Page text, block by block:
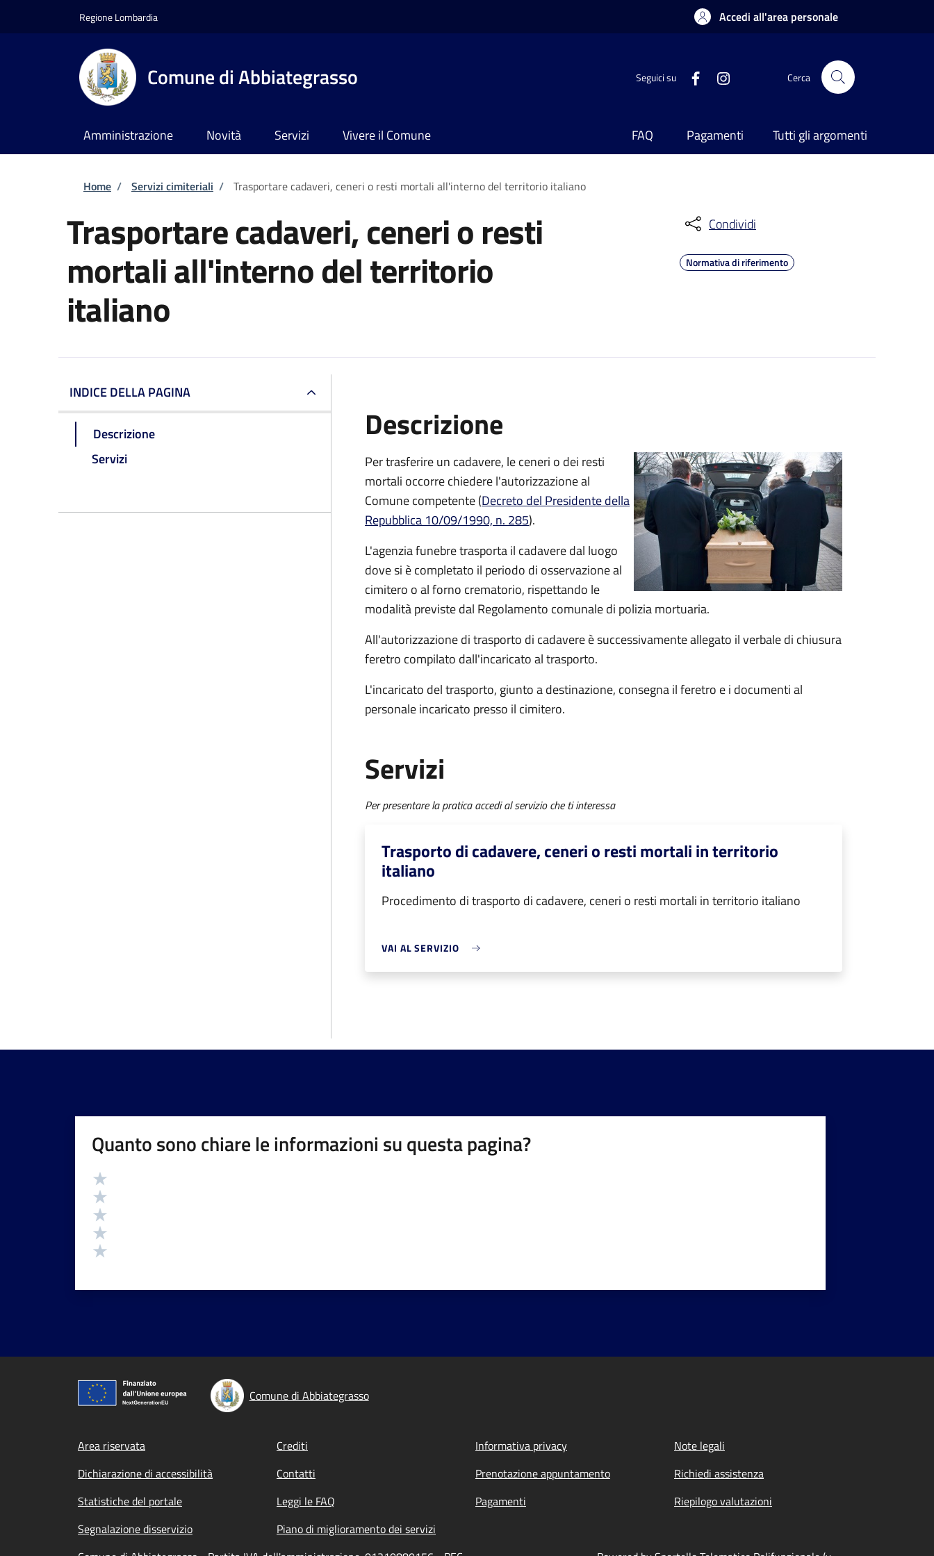
Regione Lombardia Accedi all'area personale
Comune di Abbiategrasso Seguici su Cerca
Amministrazione Novità Servizi Vivere il Comune FAQ Pagamenti Tutti gli argomenti
Briciole di pane
Home / Servizi cimiteriali / Trasportare cadaveri, ceneri o resti mortali all'interno del territorio italiano
Trasportare cadaveri, ceneri o resti
mortali all'interno del territorio
italiano
Condividi
Normativa di riferimento
INDICE DELLA PAGINA
Descrizione
Servizi
Descrizione
Per trasferire un cadavere, le ceneri o dei resti
mortali occorre chiedere l'autorizzazione al
Comune competente (Decreto del Presidente della
Repubblica 10/09/1990, n. 285).
L'agenzia funebre trasporta il cadavere dal luogo
dove si è completato il periodo di osservazione al
cimitero o al forno crematorio, rispettando le
modalità previste dal Regolamento comunale di polizia mortuaria.
All'autorizzazione di trasporto di cadavere è successivamente allegato il verbale di chiusura
feretro compilato dall'incaricato al trasporto.
L'incaricato del trasporto, giunto a destinazione, consegna il feretro e i documenti al
personale incaricato presso il cimitero.
Servizi
Per presentare la pratica accedi al servizio che ti interessa
Trasporto di cadavere, ceneri o resti mortali in territorio
italiano
Procedimento di trasporto di cadavere, ceneri o resti mortali in territorio italiano
VAI AL SERVIZIO
Quanto sono chiare le informazioni su questa pagina?
Valutazione
Comune di Abbiategrasso
Footer menu
Area riservata Crediti Informativa privacy
Note legali
Dichiarazione di accessibilità
Contatti Prenotazione appuntamento
Richiedi assistenza
Statistiche del portale
Leggi le FAQ Pagamenti
Riepilogo valutazioni
Segnalazione disservizio
Piano di miglioramento dei servizi